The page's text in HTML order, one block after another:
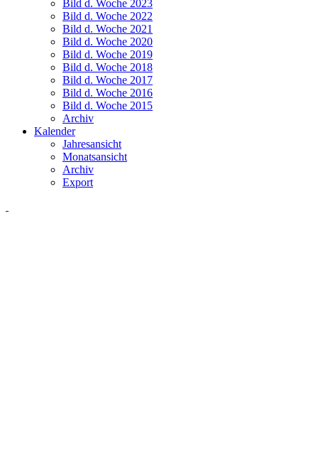
Bild d. Woche 2023
Bild d. Woche 2022
Bild d. Woche 2021
Bild d. Woche 2020
Bild d. Woche 2019
Bild d. Woche 2018
Bild d. Woche 2017
Bild d. Woche 2016
Bild d. Woche 2015
Archiv
Kalender
Jahresansicht
Monatsansicht
Archiv
Export